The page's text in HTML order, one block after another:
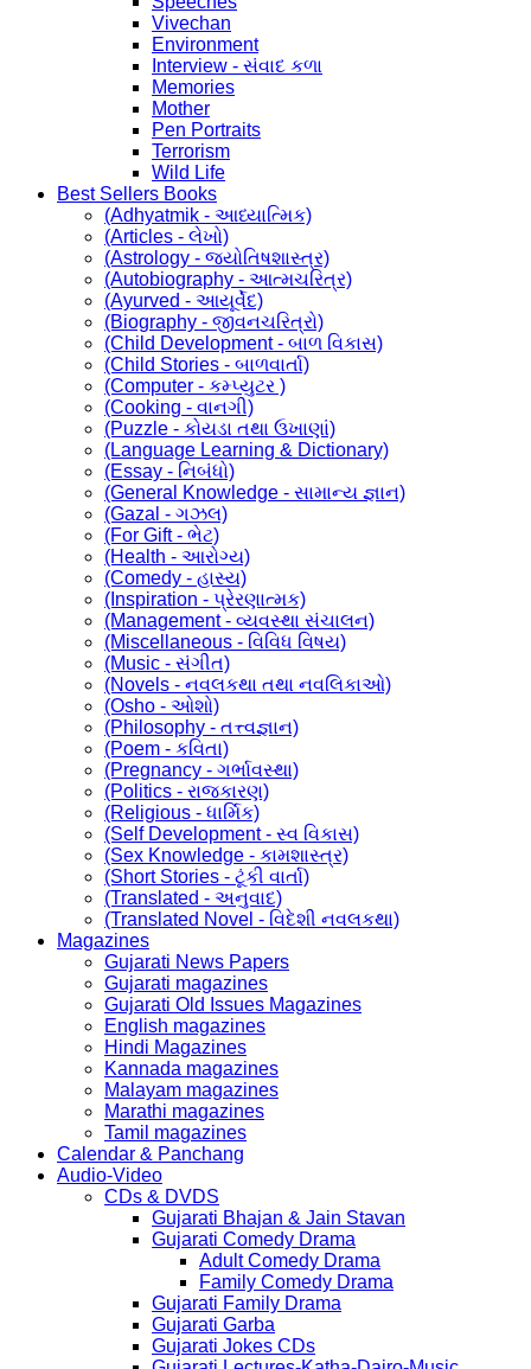
Vivechan
Environment
Interview - સંવાદ કળા
Memories
Mother
Pen Portraits
Terrorism
Wild Life
Best Sellers Books
(Adhyatmik - આધ્યાત્મિક)
(Articles - લેખો)
(Astrology - જ્યોતિષશાસ્ત્ર)
(Autobiography - આત્મચરિત્ર)
(Ayurved - આયૂર્વેદ)
(Biography - જીવનચરિત્રો)
(Child Development - બાળ વિકાસ)
(Child Stories - બાળવાર્તા)
(Computer - કમ્પ્યુટર )
(Cooking - વાનગી)
(Puzzle - કોયડા તથા ઉખાણાં)
(Language Learning & Dictionary)
(Essay - નિબંધો)
(General Knowledge - સામાન્ય જ્ઞાન)
(Gazal - ગઝલ)
(For Gift - ભેટ)
(Health - આરોગ્ય)
(Comedy - હાસ્ય)
(Inspiration - પ્રેરણાત્મક)
(Management - વ્યવસ્થા સંચાલન)
(Miscellaneous - વિવિધ વિષય)
(Music - સંગીત)
(Novels - નવલકથા તથા નવલિકાઓ)
(Osho - ઓશો)
(Philosophy - તત્ત્વજ્ઞાન)
(Poem - કવિતા)
(Pregnancy - ગર્ભાવસ્થા)
(Politics - રાજકારણ)
(Religious - ધાર્મિક)
(Self Development - સ્વ વિકાસ)
(Sex Knowledge - કામશાસ્ત્ર)
(Short Stories - ટૂંકી વાર્તા)
(Translated - અનુવાદ)
(Translated Novel - વિદેશી નવલકથા)
Magazines
Gujarati News Papers
Gujarati magazines
Gujarati Old Issues Magazines
English magazines
Hindi Magazines
Kannada magazines
Malayam magazines
Marathi magazines
Tamil magazines
Calendar & Panchang
Audio-Video
CDs & DVDS
Gujarati Bhajan & Jain Stavan
Gujarati Comedy Drama
Adult Comedy Drama
Family Comedy Drama
Gujarati Family Drama
Gujarati Garba
Gujarati Jokes CDs